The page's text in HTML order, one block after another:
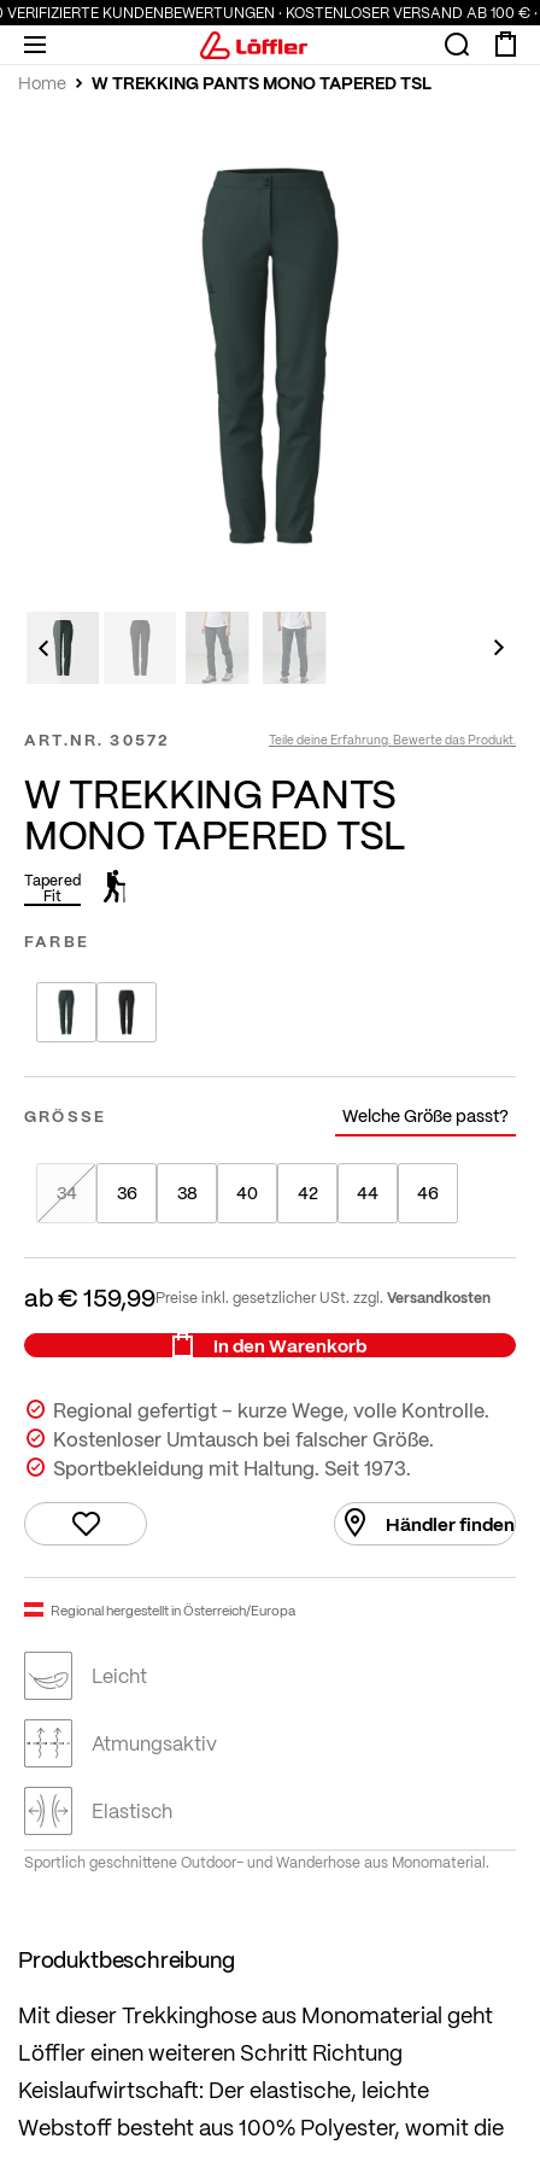
KUNDENBEWERTUNGEN · KOSTENLOSER VERSAND AB 100 € ·
Home W TREKKING PANTS MONO TAPERED TSL
ART.NR. 30572 Teile deine Erfahrung. Bewerte das Produkt.
W TREKKING PANTS
MONO TAPERED TSL
Tapered
Fit
FARBE
GRÖSSE Welche Größe passt?
34 36 38 40 42 44 46
ab€ 159,99Preise inkl. gesetzlicher USt. zzgl. Versandkosten
In den Warenkorb
Regional gefertigt – kurze Wege, volle Kontrolle.
Kostenloser Umtausch bei falscher Größe.
Sportbekleidung mit Haltung. Seit 1973.
Händler finden
Regional hergestellt in Österreich/Europa
Leicht
Atmungsaktiv
Elastisch
Sportlich geschnittene Outdoor- und Wanderhose aus Monomaterial.
Produktbeschreibung
Mit dieser Trekkinghose aus Monomaterial geht
Löffler einen weiteren Schritt Richtung
Keislaufwirtschaft: Der elastische, leichte
Webstoff besteht aus 100% Polyester, womit die